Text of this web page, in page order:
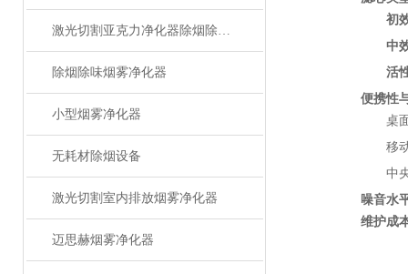
激光切割亚克力净化器除烟除味设备
除烟除味烟雾净化器
小型烟雾净化器
无耗材除烟设备
激光切割室内排放烟雾净化器
迈思赫烟雾净化器
初
中
活
便携性
桌
移
中
噪音水
维护成